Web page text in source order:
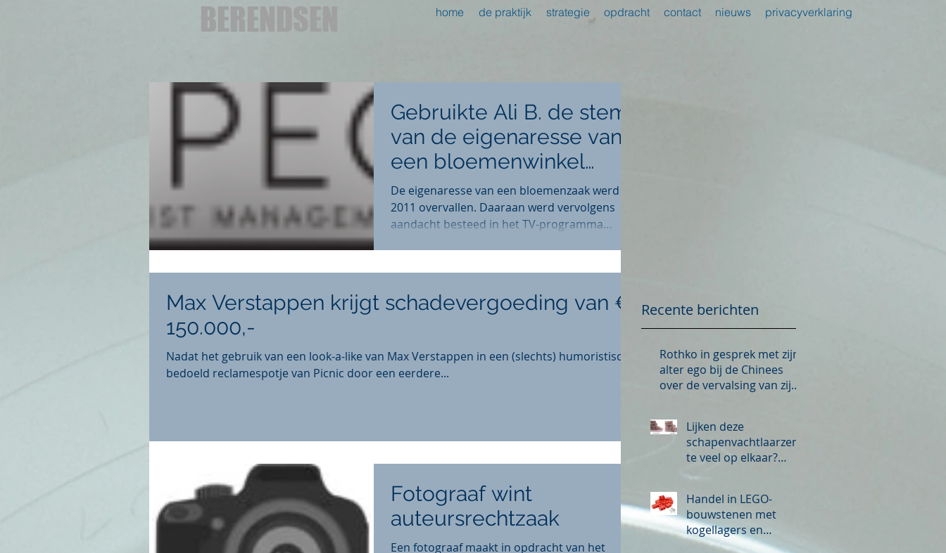
BERENDSEN home de praktijk strategie opdracht contact nieuws privacyverklaring
Gebruikte Ali B. de stem
van de eigenaresse van
een bloemenwinkel
onrechtmatig? Ofwel:
maakte hij in
De eigenaresse van een bloemenzaak werd in
2011 overvallen. Daaraan werd vervolgens
aandacht besteed in het TV-programma
Max Verstappen krijgt schadevergoeding van €
150.000,-
Nadat het gebruik van een look-a-like van Max Verstappen in een (slechts) humoristisch
bedoeld reclamespotje van Picnic door een eerdere...
Fotograaf wint
auteursrechtzaak
Een fotograaf maakt in opdracht van het
Recente berichten
Rothko in gesprek met zijn
alter ego bij de Chinees
over de vervalsing van zijn
Lijken deze
schapenvachtlaarzen
te veel op elkaar?
Inbreuk op
Handel in LEGO-
bouwstenen met
kogellagers en
bedrukking met logo